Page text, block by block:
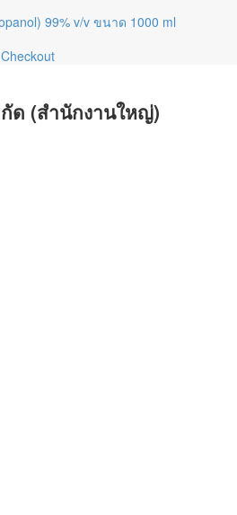
99% v/v ขนาด 1000 ml
Checkout
ด (สำนักงานใหญ่)